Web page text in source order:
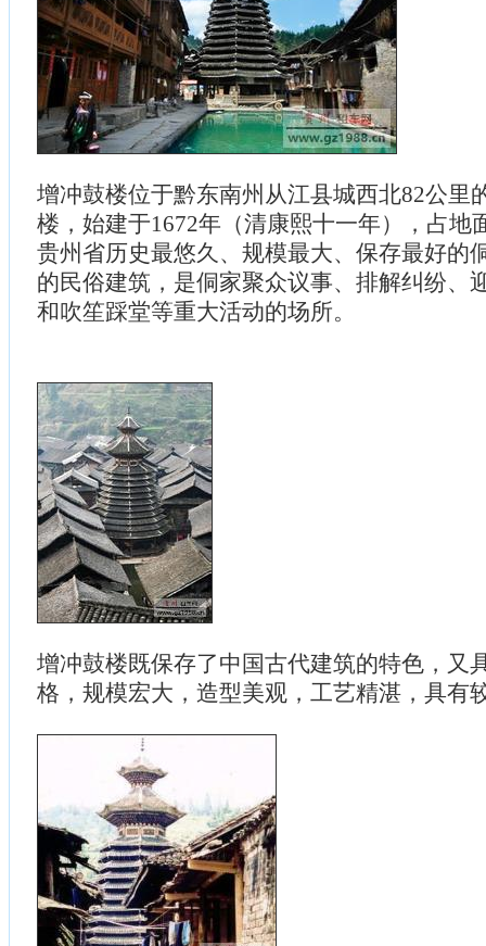
增冲鼓楼位于黔东南州从江县城西北82公里
楼，始建于1672年（清康熙十一年），占地
贵州省历史最悠久、规模最大、保存最好的
的民俗建筑，是侗家聚众议事、排解纠纷、
和吹笙踩堂等重大活动的场所。
增冲鼓楼既保存了中国古代建筑的特色，又
格，规模宏大，造型美观，工艺精湛，具有